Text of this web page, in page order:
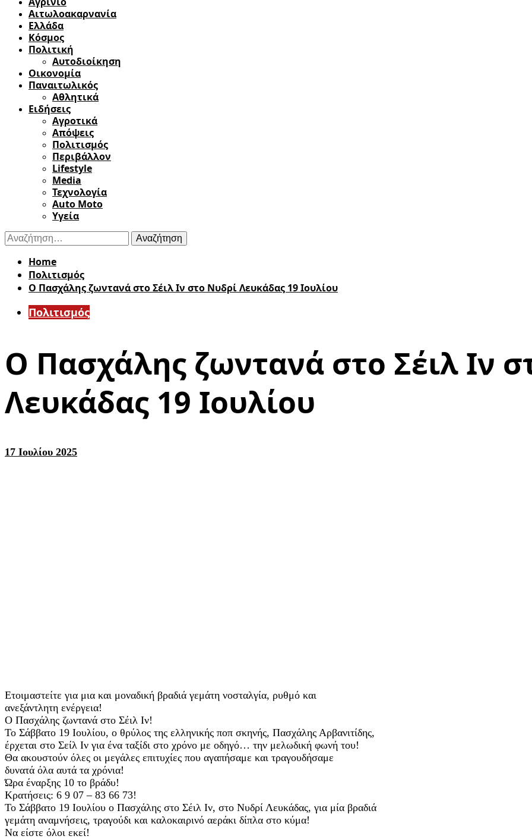
Αιτωλοακαρνανία
Ελλάδα
Κόσμος
Πολιτική
Αυτοδιοίκηση
Οικονομία
Παναιτωλικός
Αθλητικά
Ειδήσεις
Αγροτικά
Απόψεις
Πολιτισμός
Περιβάλλον
Lifestyle
Media
Τεχνολογία
Auto Moto
Υγεία
Αναζήτηση
για:
Home
Πολιτισμός
Ο Πασχάλης ζωντανά στο Σέιλ Ιν στο Νυδρί Λευκάδας 19 Ιουλίου
Πολιτισμός
Ο Πασχάλης ζωντανά στο Σέιλ Ιν
Λευκάδας 19 Ιουλίου
17 Ιουλίου 2025
Ετοιμαστείτε για μια και μοναδική βραδιά γεμάτη νοσταλγία, ρυθμό και
ανεξάντλητη ενέργεια!
Ο Πασχάλης ζωντανά στο Σέιλ Ιν!
Το Σάββατο 19 Ιουλίου, ο θρύλος της ελληνικής ποπ σκηνής, Πασχάλης Αρβανιτίδης,
έρχεται στο Σείλ Ιν για ένα ταξίδι στο χρόνο με οδηγό… την μελωδική φωνή του!
Θα ακουστούν όλες οι μεγάλες επιτυχίες που αγαπήσαμε και τραγουδήσαμε
δυνατά όλα αυτά τα χρόνια!
Ώρα έναρξης 10 το βράδυ!
Κρατήσεις: 6 9 07 – 83 66 73!
Το Σάββατο 19 Ιουλίου ο Πασχάλης στο Σέιλ Ιν, στο Νυδρί Λευκάδας, για μία βραδιά
γεμάτη αναμνήσεις, τραγούδι και καλοκαιρινό αεράκι δίπλα στο κύμα!
Να είστε όλοι εκεί!